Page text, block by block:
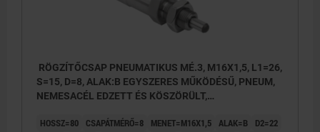
RÖGZÍTŐCSAP PNEUMATIKUS MÉ.3, M16X1,5, L1=26,
S=15, D=8, ALAK:B EGYSZERES MŰKÖDÉSŰ, PNEUM,
NEMESACÉL EDZETT ÉS KÖSZÖRÜLT,
HOSSZ=80 CSAPÁTMÉRŐ=8 MENET=M16X1,5 ALAK=B
D2=22